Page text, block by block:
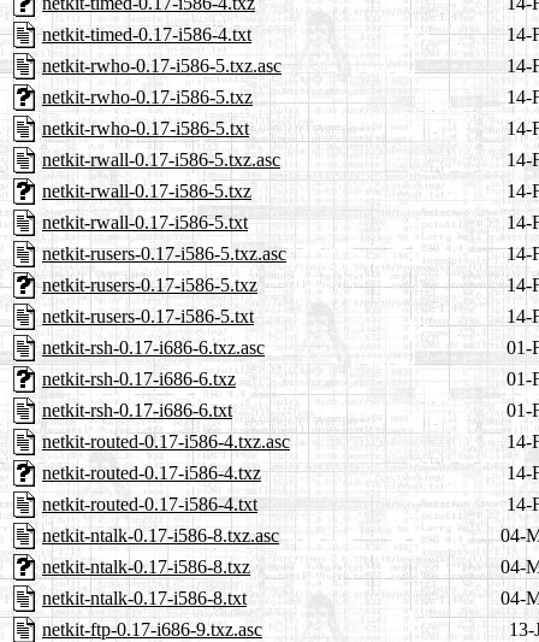
netkit-timed-0.17-i586-4.txt
14-
netkit-rwho-0.17-i586-5.txz.asc
14-
netkit-rwho-0.17-i586-5.txz
14-
netkit-rwho-0.17-i586-5.txt
14-
netkit-rwall-0.17-i586-5.txz.asc
14-
netkit-rwall-0.17-i586-5.txz
14-
netkit-rwall-0.17-i586-5.txt
14-
netkit-rusers-0.17-i586-5.txz.asc
14-
netkit-rusers-0.17-i586-5.txz
14-
netkit-rusers-0.17-i586-5.txt
14-
netkit-rsh-0.17-i686-6.txz.asc
01-
netkit-rsh-0.17-i686-6.txz
01-
netkit-rsh-0.17-i686-6.txt
01-
netkit-routed-0.17-i586-4.txz.asc
14-
netkit-routed-0.17-i586-4.txz
14-
netkit-routed-0.17-i586-4.txt
14-
netkit-ntalk-0.17-i586-8.txz.asc
04-
netkit-ntalk-0.17-i586-8.txz
04-
netkit-ntalk-0.17-i586-8.txt
04-
netkit-ftp-0.17-i686-9.txz.asc
13-